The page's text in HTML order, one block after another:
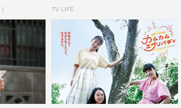
月を暗示できるのではないかと考えま
人が木に登れるものだろうか？ 撮影
でしたがわずかな時間、晴れました。
ん、川栄さん、みなさん軽々と登っ
い、ひなたを演じてくれました。
) TV LIFE